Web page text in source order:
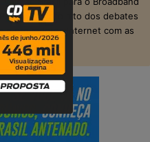
O ponto alto dos debates
e provedores Internet com as
de telecom.